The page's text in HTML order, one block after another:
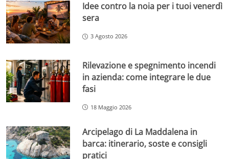
Idee contro la noia per i tuoi venerdì
sera
3 Agosto 2026
Rilevazione e spegnimento incendi
in azienda: come integrare le due
fasi
18 Maggio 2026
Arcipelago di La Maddalena in
barca: itinerario, soste e consigli
pratici